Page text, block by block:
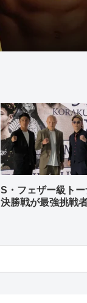
S・フェザー級トー
決勝戦が最強挑戦